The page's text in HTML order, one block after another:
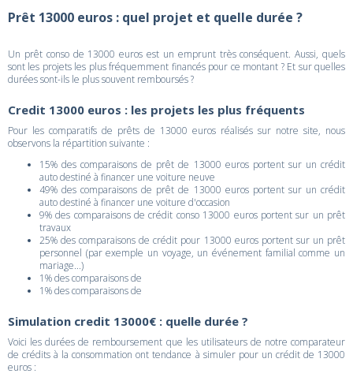
Prêt 13000 euros : quel projet et quelle durée ?
Un prêt conso de 13000 euros est un emprunt très conséquent. Aussi, quels
sont les projets les plus fréquemment financés pour ce montant ? Et sur quelles
durées sont-ils le plus souvent remboursés ?
Credit 13000 euros : les projets les plus fréquents
Pour les comparatifs de prêts de 13000 euros réalisés sur notre site, nous
observons la répartition suivante :
15% des comparaisons de prêt de 13000 euros portent sur un crédit
auto destiné à financer une voiture neuve
49% des comparaisons de prêt de 13000 euros portent sur un crédit
auto destiné à financer une voiture d'occasion
9% des comparaisons de crédit conso 13000 euros portent sur un prêt
travaux
25% des comparaisons de crédit pour 13000 euros portent sur un prêt
personnel (par exemple un voyage, un événement familial comme un
mariage...)
1% des comparaisons de
1% des comparaisons de
Simulation credit 13000€ : quelle durée ?
Voici les durées de remboursement que les utilisateurs de notre comparateur
de crédits à la consommation ont tendance à simuler pour un crédit de 13000
euros :